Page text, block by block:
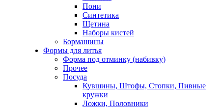
Пони
Синтетика
Щетина
Наборы кистей
Бормашины
Формы для литья
Форма под отминку (набивку)
Прочее
Посуда
Кувшины, Штофы, Стопки, Пивные
кружки
Ложки, Половники